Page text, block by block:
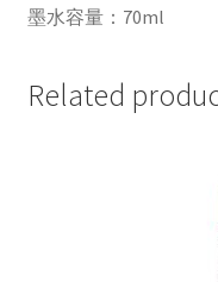
墨水容量：70ml
Related